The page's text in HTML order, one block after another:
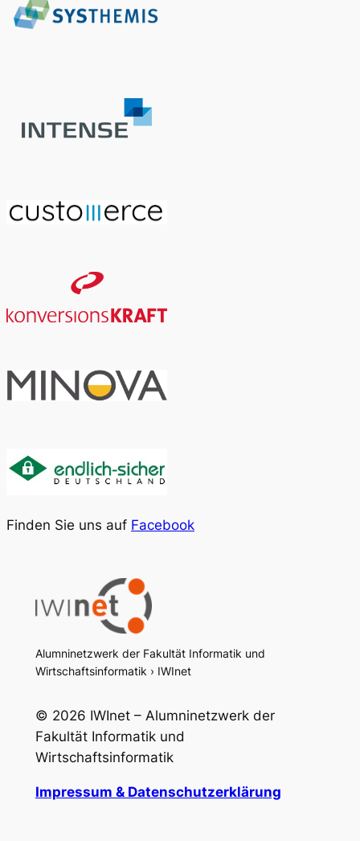
Finden Sie uns auf Facebook
Alumninetzwerk der Fakultät Informatik und
Wirtschaftsinformatik › IWInet
© 2026 IWInet – Alumninetzwerk der
Fakultät Informatik und
Wirtschaftsinformatik
Impressum & Datenschutzerklärung